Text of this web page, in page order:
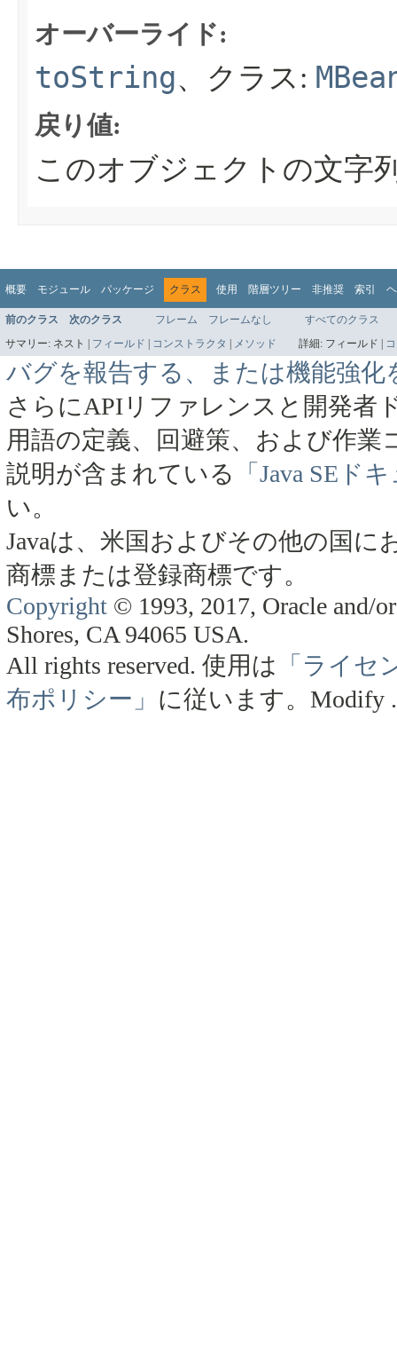
オーバーライド:
toString、クラス:
戻り値:
このオブジェクトの文字
概要 モジュール パッケージ クラス 使用 階層ツリー 非推奨 索引
前のクラス 次のクラス フレーム フレームなし
すべてのクラス
サマリー: ネスト | フィールド | コンストラクタ | メソッド 詳細: フィールド |
バグを報告する、または機能強化
さらにAPIリファレンスと開発者
用語の定義、回避策、および作
説明が含まれている
「Java SEド
い。
Javaは、米国およびその他の国に
商標または登録商標です。
Copyright © 1993, 2017, Oracle and/
Shores, CA 94065 USA.
All rights reserved. 使用は 「ライセ
布ポリシー」 に従います。 Modify